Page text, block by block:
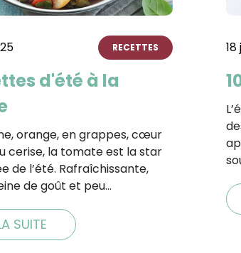
RECETTES
d'été à la
orange, en grappes, cœur
cerise, la tomate est la star
de l’été. Rafraîchissante,
de goût et peu…
SUITE
CROQ.
Je consens à ce que la société Digital
Prisma Players analyse le taux
des courriels pour mesurer et optimiser
pourrons savoir si vous ouvrez les
l'heure à laquelle vous le faites ainsi que
des informations sur le terminal que vous
utilisez. Pour en savoir plus sur ces
voir notrepolitique de confidentialité